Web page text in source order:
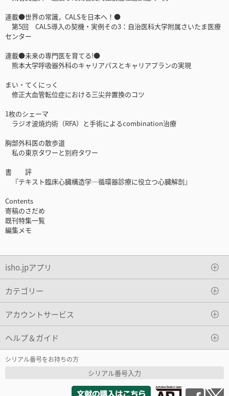
連載●世界の常識，CALSを日本へ！●
第5回 CALS導入の契機・実例その3：自治医科大学附属さいたま医療
センター
連載●未来の専門医を育てる!●
熊本大学呼吸器外科のキャリアパスとキャリアプランの実現
まい・てくにっく
修正大血管転位症における三尖弁置換のコツ
1枚のシェーマ
ラジオ波焼灼術（RFA）と手術によるcombination治療
胸部外科医の散歩道
私の東京タワーと別府タワー
書 評
『テキスト臨床心臓構造学―循環器診療に役立つ心臓解剖』
Contents
寄稿のさだめ
既刊特集一覧
編集メモ
isho.jpアプリ
カテゴリー
アカウントサービス
ヘルプ＆ガイド
シリアル番号をお持ちの方
シリアル番号入力